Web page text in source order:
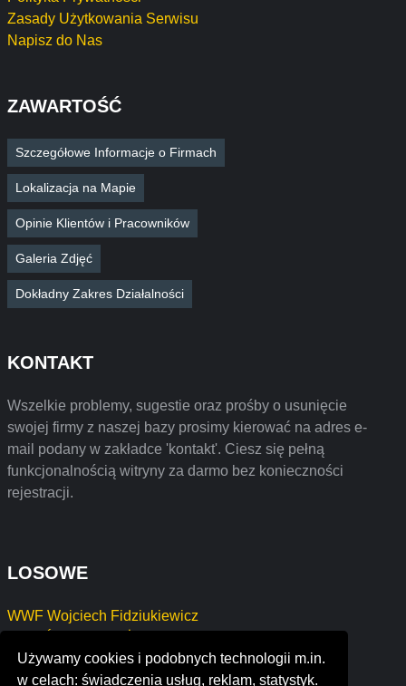
Używamy cookies i podobnych technologii m.in.
w celach: świadczenia usług, reklam, statystyk.
Zasady Użytkowania Serwisu
Napisz do Nas
ZAWARTOŚĆ
Szczegółowe Informacje o Firmach
Lokalizacja na Mapie
Opinie Klientów i Pracowników
Galeria Zdjęć
Dokładny Zakres Działalności
KONTAKT
Wszelkie problemy, sugestie oraz prośby o usunięcie
swojej firmy z naszej bazy prosimy kierować na adres e-
mail podany w zakładce 'kontakt'. Ciesz się pełną
funkcjonalnością witryny za darmo bez konieczności
rejestracji.
LOSOWE
WWF Wojciech Fidziukiewicz
GRUPA AMIKUS 3 FRANCISZKA KĘDZIERSKA
saturn corporation w.l.l.